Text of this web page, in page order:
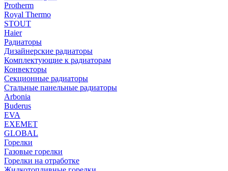
Protherm
Royal Thermo
STOUT
Haier
Радиаторы
Дизайнерские радиаторы
Комплектующие к радиаторам
Конвекторы
Секционные радиаторы
Стальные панельные радиаторы
Arbonia
Buderus
EVA
EXEMET
GLOBAL
Горелки
Газовые горелки
Горелки на отработке